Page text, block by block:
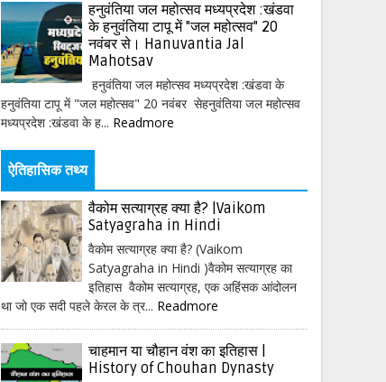
हनुवंतिया जल महोत्सव मध्यप्रदेश :खंडवा
के हनुवंतिया टापू में "जल महोत्सव" 20
नवंबर से। Hanuvantia Jal
Mahotsav
हनुवंतिया जल महोत्सव मध्यप्रदेश :खंडवा के
हनुवंतिया टापू में "जल महोत्सव" 20 नवंबर सेहनुवंतिया जल महोत्सव
मध्यप्रदेश :खंडवा के ह... Readmore
ऐतिहासिक तथ्य
वैकोम सत्याग्रह क्या है? |Vaikom
Satyagraha in Hindi
वैकोम सत्याग्रह क्या है? (Vaikom
Satyagraha in Hindi )वैकोम सत्याग्रह का
इतिहास वैकोम सत्याग्रह, एक अहिंसक आंदोलन
था जो एक सदी पहले केरल के त्र... Readmore
चाहमान या चौहान वंश का इतिहास |
History of Chouhan Dynasty